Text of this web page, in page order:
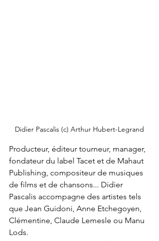
Didier Pascalis (c) Arthur Hubert-Legrand
Producteur, éditeur tourneur, manager,
fondateur du label Tacet et de Mahaut
Publishing, compositeur de musiques
de films et de chansons... Didier
Pascalis accompagne des artistes tels
que Jean Guidoni, Anne Etchegoyen,
Clémentine, Claude Lemesle ou Manu
Lods.